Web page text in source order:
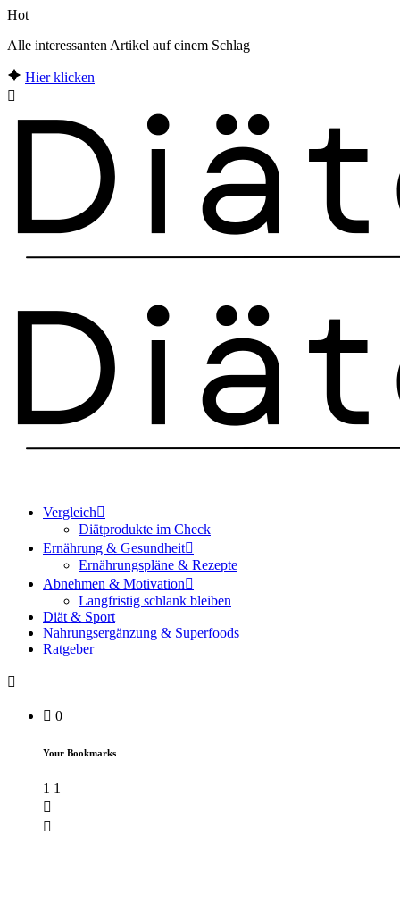
Hot
Alle interessanten Artikel auf einem Schlag
Hier klicken
Vergleich
Diätprodukte im Check
Ernährung & Gesundheit
Ernährungspläne & Rezepte
Abnehmen & Motivation
Langfristig schlank bleiben
Diät & Sport
Nahrungsergänzung & Superfoods
Ratgeber
0
Your Bookmarks
1 1